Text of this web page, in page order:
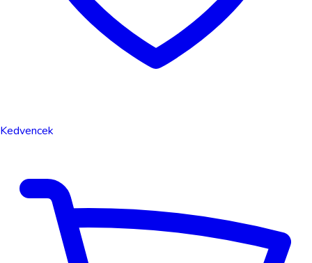
Kedvencek